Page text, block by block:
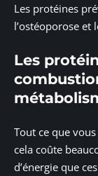
Les protéines
l’ostéoporose et
Les
Tout ce que
cela coûte
d’énergie que